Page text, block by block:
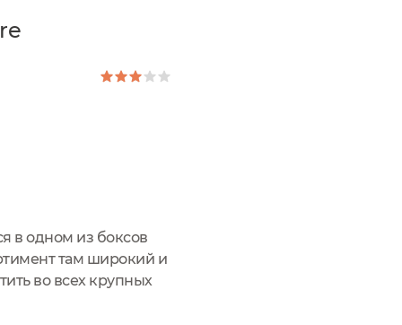
в одном из боксов
там широкий и
во всех крупных